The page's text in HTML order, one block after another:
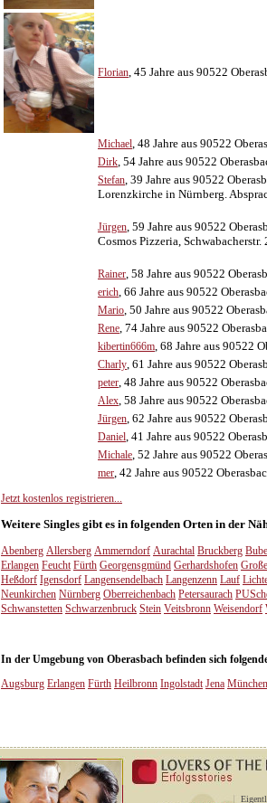
Florian, 45 Jahre aus 90522
Michael, 48 Jahre aus 90522
Dirk, 54 Jahre aus 90522
Stefan, 39 Jahre aus 90522
Lorenzkirche in Nürnberg.
Jürgen, 59 Jahre aus 90522
Cosmos Pizzeria,
Rainer, 58 Jahre aus 90522
erich, 66 Jahre aus 90522
Mario, 50 Jahre aus 90522
Rene, 74 Jahre aus 90522
kibertin666m, 68 Jahre aus 90522
Charly, 61 Jahre aus 90522
peter, 48 Jahre aus 90522
Alex, 58 Jahre aus 90522
Jürgen, 62 Jahre aus 90522
Daniel, 41 Jahre aus 90522
Michale, 52 Jahre aus 90522
mer, 42 Jahre aus 90522
Jetzt kostenlos registrieren...
Weitere Singles gibt es in folgenden Orten in der
Abenberg Allersberg Ammerndorf Aurachtal Bruckberg
Erlangen Feucht Fürth Georgensgmünd Gerhardshofen
Heßdorf Igensdorf Langensendelbach Langenzenn Lauf
Neunkirchen Nürnberg Oberreichenbach Petersaurach
Schwanstetten Schwarzenbruck Stein Veitsbronn Weisendorf
In der Umgebung von Oberasbach befinden sich
Augsburg Erlangen Fürth Heilbronn Ingolstadt Jena München